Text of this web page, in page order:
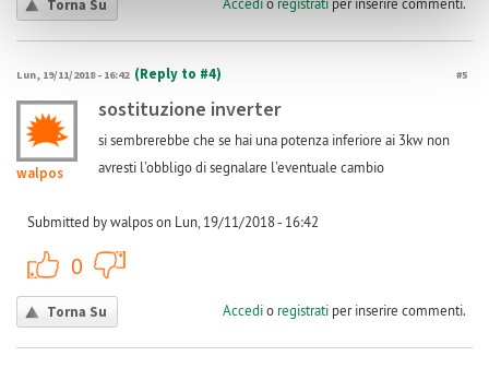
Torna Su
Lun, 19/11/2018 - 16:42 (Reply to #4) #5
walpos
sostituzione inverter
si sembrerebbe che se hai una potenza inferiore ai 3kw non
avresti l'obbligo di segnalare l'eventuale cambio
Submitted by walpos on Lun, 19/11/2018 - 16:42
0
Torna Su Accedio registratiper inserire commenti.